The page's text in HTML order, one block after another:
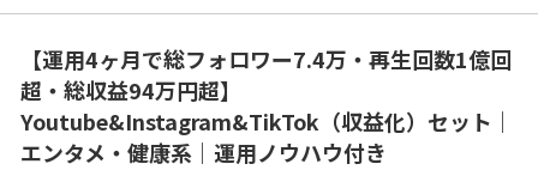
【運用4ヶ月で総フォロワー7.4万・再生回数1億回
超・総収益94万円超】
Youtube&Instagram&TikTok（収益化）セット｜
エンタメ・健康系｜運用ノウハウ付き